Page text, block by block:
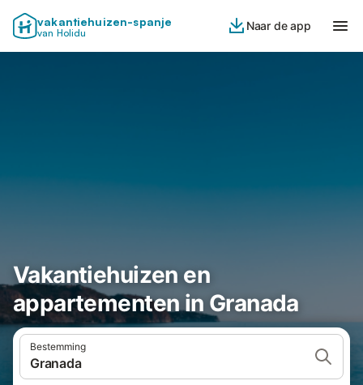
vakantiehuizen-spanje
van Holidu
Naar de app
Vakantiehuizen en
appartementen in Granada
Bestemming
Granada